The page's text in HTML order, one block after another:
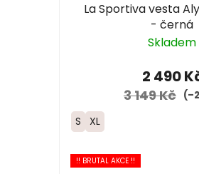
La Sportiva vesta
- černá
Skladem
2 490
3 149 Kč
S XL
!! BRUTAL AKCE !!